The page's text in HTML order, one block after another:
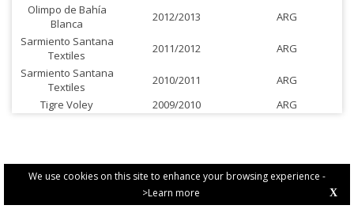
We use cookies on this site to enhance your browsing experience -
>Learn more
X
Olimpo de Bahía
Blanca
2012/2013
ARG
Sarmiento Santana
Textiles
2011/2012
ARG
Sarmiento Santana
Textiles
2010/2011
ARG
Tigre Voley
2009/2010 ARG